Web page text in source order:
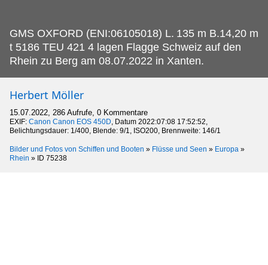
GMS OXFORD (ENI:06105018) L. 135 m B.14,20 m
t 5186 TEU 421 4 lagen Flagge Schweiz auf den
Rhein zu Berg am 08.07.2022 in Xanten.
Herbert Möller
15.07.2022, 286 Aufrufe, 0 Kommentare
EXIF: Canon Canon EOS 450D , Datum 2022:07:08 17:52:52,
Belichtungsdauer: 1/400, Blende: 9/1, ISO200, Brennweite: 146/1
Bilder und Fotos von Schiffen und Booten » Flüsse und Seen » Europa »
Rhein » ID 75238